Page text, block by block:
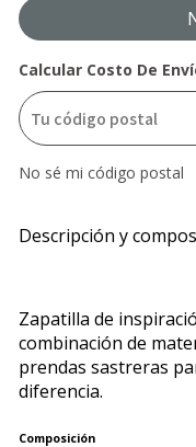
Calcular Costo De
No sé mi código postal
Descripción y
Zapatilla de
combinación de
prendas sastreras
diferencia.
Composición